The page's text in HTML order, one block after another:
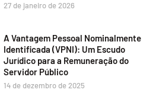
27 de janeiro de 2026
A Vantagem Pessoal Nominalmente
Identificada (VPNI): Um Escudo
Jurídico para a Remuneração do
Servidor Público
14 de dezembro de 2025